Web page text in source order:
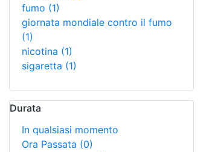
fumo (1)
giornata mondiale contro il fumo
(1)
nicotina (1)
sigaretta (1)
Durata
In qualsiasi momento
Ora Passata (0)